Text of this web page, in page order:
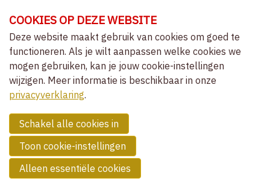
links
over
Spring
naar
de
navigatie
naar
de
inhoud
OVER VVCEPC
CLIËNTGERICHT-EXPERIËNTIEEL
NIEUWS
OVERZICHT ACTIVITEITEN
NIEUWS
COMMUNITY
COOKIES OP DEZE WEBSITE
Deze website maakt gebruik van cookies om goed te
functioneren. Als je wilt aanpassen welke cookies we
mogen gebruiken, kan je jouw cookie-instellingen
wijzigen. Meer informatie is beschikbaar in onze
privacyverklaring.
Schakel alle cookies in
Toon cookie-instellingen
Alleen essentiële cookies